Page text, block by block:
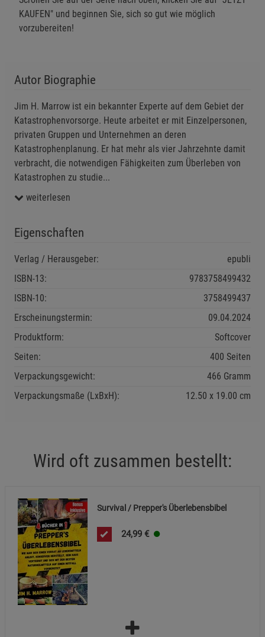
KAUFEN" und beginnen Sie, sich so gut wie möglich
vorzubereiten!
Autor Biographie
Jim H. Marrow ist ein bekannter Experte auf dem Gebiet der
Katastrophenvorsorge. Heute arbeitet er mit Einzelpersonen,
privaten Gruppen und Unternehmen an deren
Katastrophenplanung. Er hat mehr als vier Jahrzehnte damit
verbracht, die notwendigen Fähigkeiten zum Überleben von
Katastrophen zu studie...
weiterlesen
Eigenschaften
Verlag / Herausgeber:
epubli
ISBN-13:
9783758499432
ISBN-10:
3758499437
Erscheinungstermin:
09.04.2024
Produktform:
Softcover
Seiten:
400 Seiten
Verpackungsgewicht:
466 Gramm
Verpackungsmaße (LxBxH):
12.50 19.00 cm
Wird oft zusammen bestellt:
Survival / Prepper's Überlebensbibel
24,99 €
Einstellungen speichern für die Gruppe
Beschreibung Notwendige Cookies
Funktionale Cookies (1)
Beschreibung Funktionale Cookies
Cookie-Informationenanzeigen
Marketing Cookies (3) Marketing Cookies
Beschreibung Marketing Cookies
Cookie-Informationen
Impressum